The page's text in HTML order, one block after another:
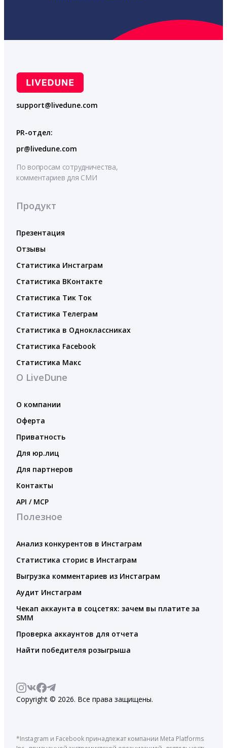
support@livedune.com
PR-отдел:
pr@livedune.com
По вопросам сотрудничества,
комментариев для СМИ
Продукт
Презентация
Отзывы
Статистика Инстаграм
Статистика ВКонтакте
Статистика Тик Ток
Статистика Телеграм
Статистика в Одноклассниках
Статистика Facebook
Статистика Макс
О LiveDune
О компании
Оферта
Приватность
Для юр.лиц
Для партнеров
Контакты
API / MCP
Полезное
Анализ конкурентов в Инстаграм
Статистика сторис в Инстаграм
Выгрузка комментариев из Инстаграм
Аудит Инстаграм
Чекап аккаунта в соцсетях: зачем вы платите за
SMM
Проверка аккаунтов для отчета
Найти победителя розыгрыша
Copyright © 2026. Все права защищены.
*Instagram и Facebook принадлежат компании Meta Platforms